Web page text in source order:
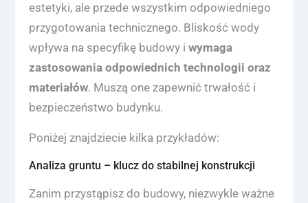
estetyki, ale przede wszystkim odpowiedniego
przygotowania technicznego. Bliskość wody
wpływa na specyfikę budowy i wymaga
zastosowania odpowiednich technologii oraz
materiałów. Muszą one zapewnić trwałość i
bezpieczeństwo budynku.
Poniżej znajdziecie kilka przykładów:
Analiza gruntu – klucz do stabilnej konstrukcji
Zanim przystąpisz do budowy, niezwykle ważne